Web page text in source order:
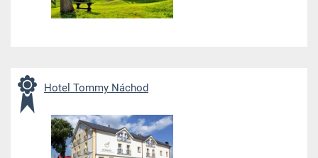
Hotel Tommy Náchod